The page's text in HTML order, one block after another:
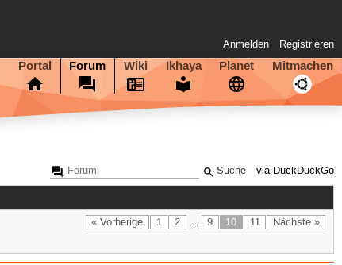
Anmelden Registrieren
Portal Forum Wiki Ikhaya Planet Mitmachen
via DuckDuckGo
« Vorherige 1 2 … 9 10 11 Nächste »